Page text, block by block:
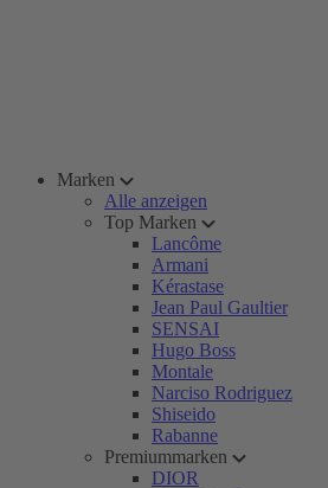
Marken
Alle anzeigen
Top Marken
Lancôme
Armani
Kérastase
Jean Paul Gaultier
SENSAI
Hugo Boss
Montale
Narciso Rodriguez
Shiseido
Rabanne
Premiummarken
DIOR